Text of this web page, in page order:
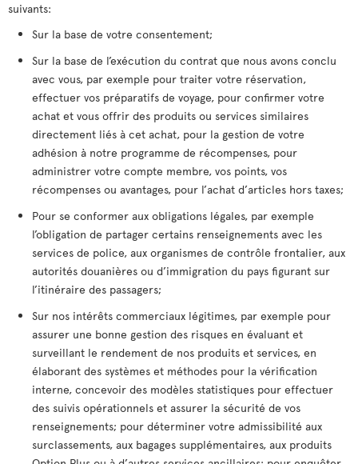
suivants:
Sur la base de votre consentement;
Sur la base de l’exécution du contrat que nous avons conclu
avec vous, par exemple pour traiter votre réservation,
effectuer vos préparatifs de voyage, pour confirmer votre
achat et vous offrir des produits ou services similaires
directement liés à cet achat, pour la gestion de votre
adhésion à notre programme de récompenses, pour
administrer votre compte membre, vos points, vos
récompenses ou avantages, pour l’achat d’articles hors taxes;
Pour se conformer aux obligations légales, par exemple
l’obligation de partager certains renseignements avec les
services de police, aux organismes de contrôle frontalier, aux
autorités douanières ou d’immigration du pays figurant sur
l’itinéraire des passagers;
Sur nos intérêts commerciaux légitimes, par exemple pour
assurer une bonne gestion des risques en évaluant et
surveillant le rendement de nos produits et services, en
élaborant des systèmes et méthodes pour la vérification
interne, concevoir des modèles statistiques pour effectuer
des suivis opérationnels et assurer la sécurité de vos
renseignements; pour déterminer votre admissibilité aux
surclassements, aux bagages supplémentaires, aux produits